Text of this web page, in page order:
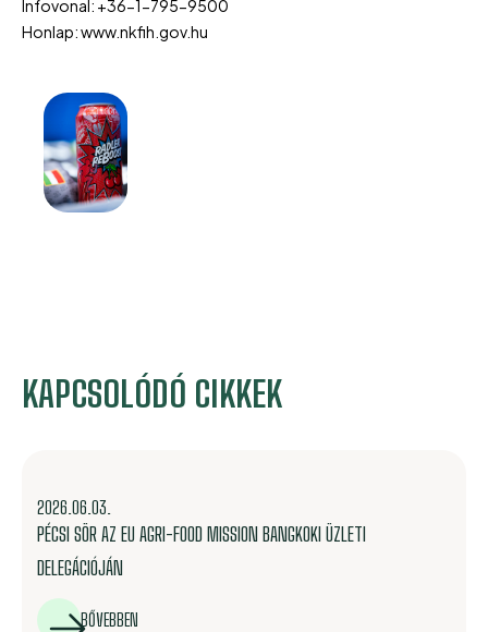
Infovonal: +36-1-795-9500
Honlap: www.nkfih.gov.hu
KAPCSOLÓDÓ CIKKEK
2026.06.03.
PÉCSI SÖR AZ EU AGRI-FOOD MISSION BANGKOKI ÜZLETI
DELEGÁCIÓJÁN
BŐVEBBEN